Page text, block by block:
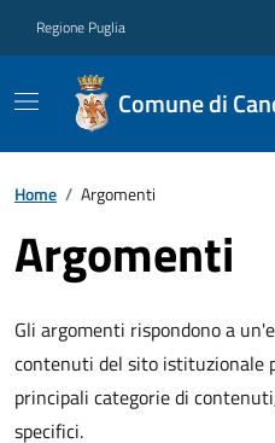
Regione Puglia
Comune di
Home / Argomenti
Argomenti
Gli argomenti rispondono a
contenuti del sito istituzionale
principali categorie di
specifici.